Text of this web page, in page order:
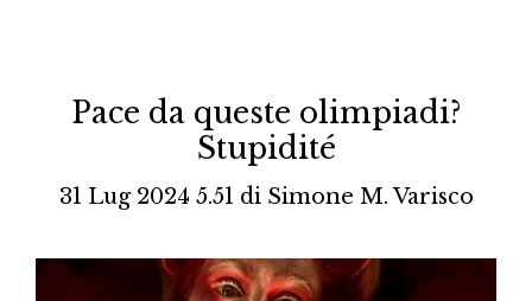
Pace da queste olimpiadi?
Stupidité
31 Lug 2024 5.51 di Simone M. Varisco